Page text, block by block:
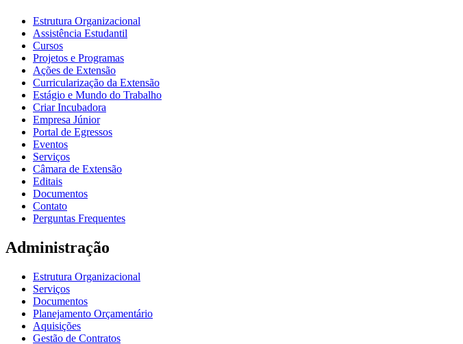
Estrutura Organizacional
Assistência Estudantil
Cursos
Projetos e Programas
Ações de Extensão
Curricularização da Extensão
Estágio e Mundo do Trabalho
Criar Incubadora
Empresa Júnior
Portal de Egressos
Eventos
Serviços
Câmara de Extensão
Editais
Documentos
Contato
Perguntas Frequentes
Administração
Estrutura Organizacional
Serviços
Documentos
Planejamento Orçamentário
Aquisições
Gestão de Contratos